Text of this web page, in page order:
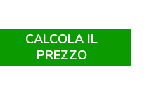
CALCOLA IL
PREZZO